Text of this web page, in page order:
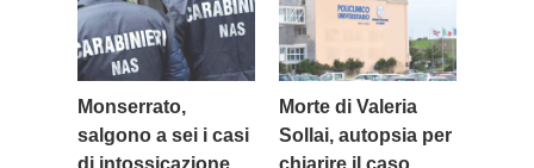
Monserrato,
salgono a sei i casi
Morte di Valeria
Sollai, autopsia per